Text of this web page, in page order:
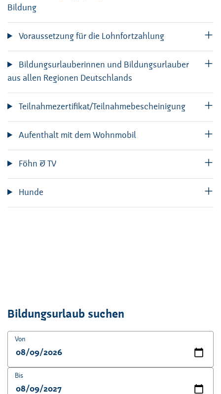
Bildung
Voraussetzung für die Lohnfortzahlung
Bildungsurlauberinnen und Bildungsurlauber
aus allen Regionen Deutschlands
Teilnahmezertifikat/Teilnahmebescheinigung
Aufenthalt mit dem Wohnmobil
Föhn & TV
Hunde
Bildungsurlaub suchen
Von
Bis